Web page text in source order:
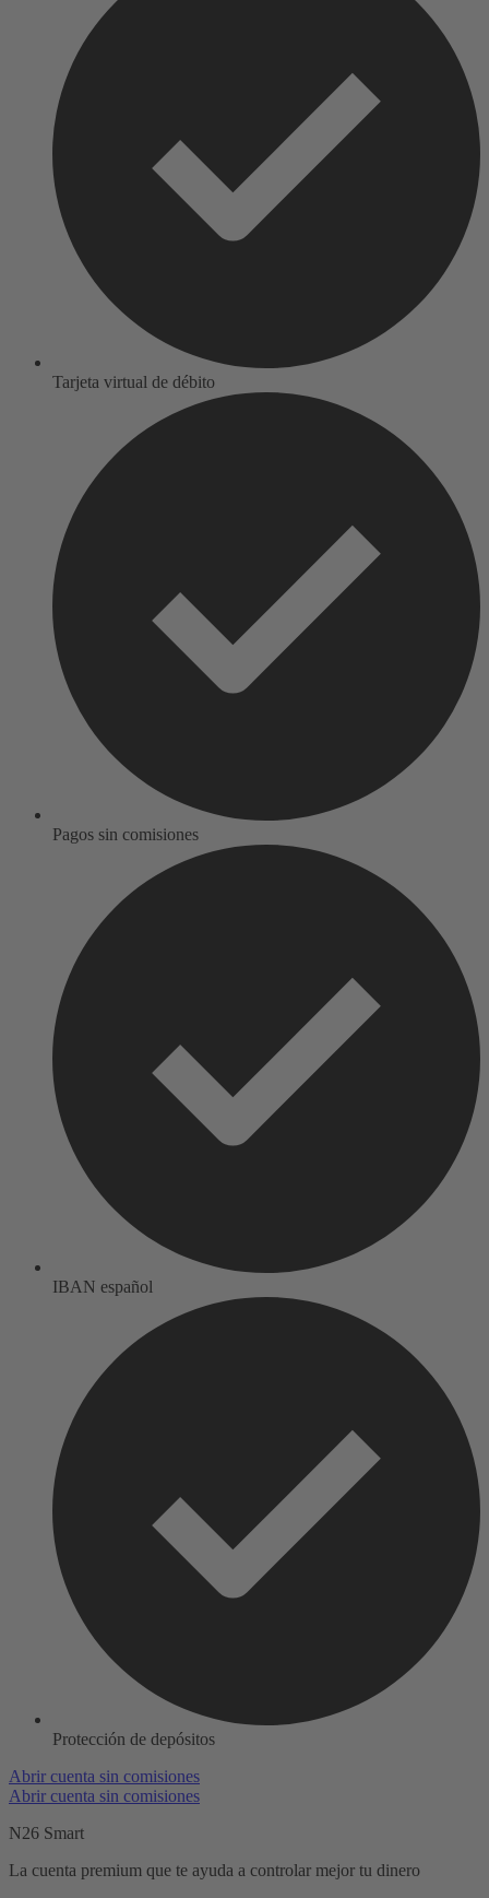
Tarjeta virtual de débito
Pagos sin comisiones
IBAN español
Protección de depósitos
Abrir cuenta sin comisiones
Abrir cuenta sin comisiones
N26 Smart
La cuenta premium que te ayuda a controlar mejor tu dinero